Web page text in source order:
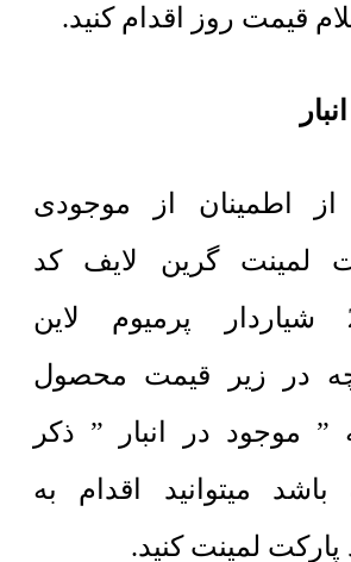
قیمت روز اقدام کنید.
اطمینان از موجودی
لمینت گرین لایف کد
2128 شیاردار پرمیوم لاین
در زیر قیمت محصول
” موجود در انبار ” ذکر
میتوانید اقدام به
پارکت لمینت کنید.